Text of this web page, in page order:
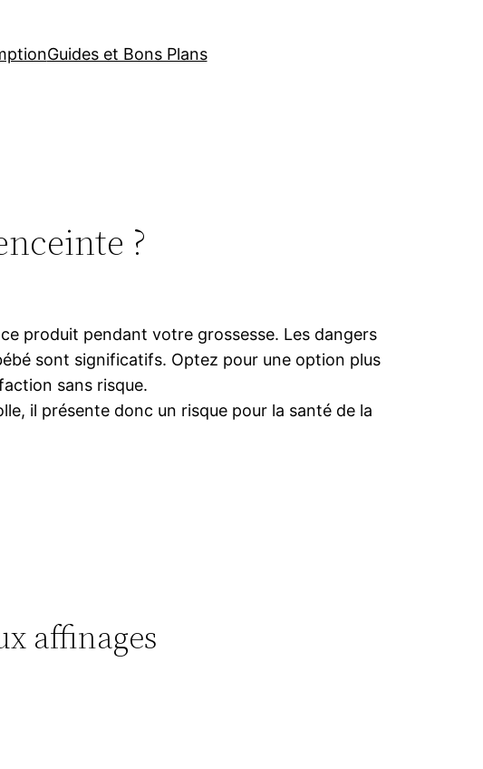
Guides et Bons Plans
?
produit pendant votre grossesse. Les dangers
sont significatifs. Optez pour une option plus
sans risque.
il présente donc un risque pour la santé de la
affinages